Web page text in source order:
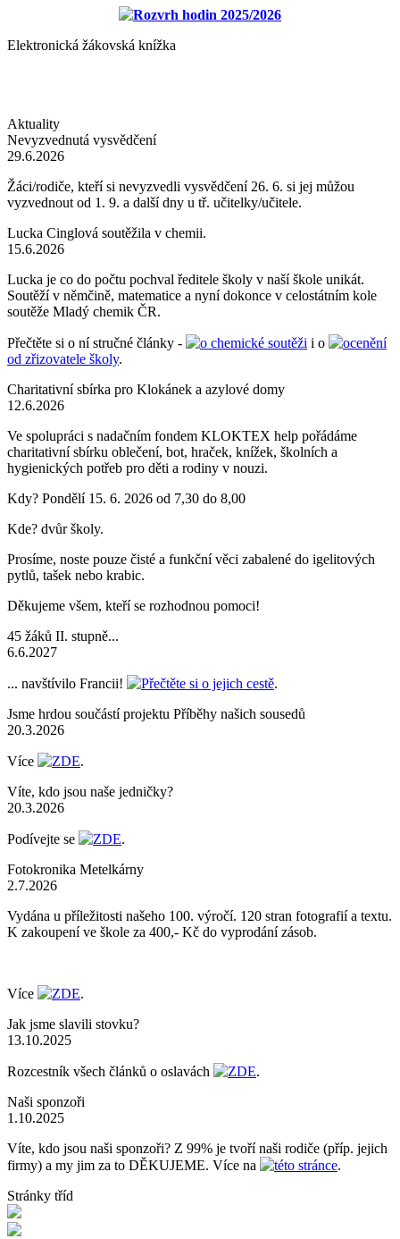
Rozvrh hodin 2025/2026
Elektronická žákovská knížka
Aktuality
Nevyzvednutá vysvědčení
29.6.2026
Žáci/rodiče, kteří si nevyzvedli vysvědčení 26. 6. si jej můžou
vyzvednout od 1. 9. a další dny u tř. učitelky/učitele.
Lucka Cinglová soutěžila v chemii.
15.6.2026
Lucka je co do počtu pochval ředitele školy v naší škole unikát.
Soutěží v němčině, matematice a nyní dokonce v celostátním kole
soutěže Mladý chemik ČR.
Přečtěte si o ní stručné články - o chemické soutěži i o
ocenění
od zřizovatele školy.
Charitativní sbírka pro Klokánek a azylové domy
12.6.2026
Ve spolupráci s nadačním fondem KLOKTEX help pořádáme
charitativní sbírku oblečení, bot, hraček, knížek, školních a
hygienických potřeb pro děti a rodiny v nouzi.
Kdy? Pondělí 15. 6. 2026 od 7,30 do 8,00
Kde? dvůr školy.
Prosíme, noste pouze čisté a funkční věci zabalené do igelitových
pytlů, tašek nebo krabic.
Děkujeme všem, kteří se rozhodnou pomoci!
45 žáků II. stupně...
6.6.2027
... navštívilo Francii! Přečtěte si o jejich cestě.
Jsme hrdou součástí projektu Příběhy našich sousedů
20.3.2026
Více ZDE.
Víte, kdo jsou naše jedničky?
20.3.2026
Podívejte se ZDE.
Fotokronika Metelkárny
2.7.2026
Vydána u příležitosti našeho 100. výročí. 120 stran fotografií a textu.
K zakoupení ve škole za 400,- Kč do vyprodání zásob.
Více ZDE.
Jak jsme slavili stovku?
13.10.2025
Rozcestník všech článků o oslavách ZDE.
Naši sponzoři
1.10.2025
Víte, kdo jsou naši sponzoři? Z 99% je tvoří naši rodiče (příp. jejich
firmy) a my jim za to DĚKUJEME. Více na
této stránce.
Stránky tříd